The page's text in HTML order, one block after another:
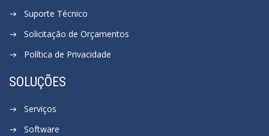
Suporte Técnico
Solicitação de Orçamentos
Política de Privacidade
SOLUÇÕES
Serviços
Software